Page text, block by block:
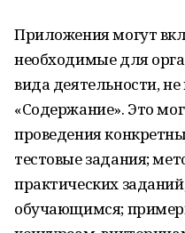
Приложения могут
необходимые для
вида деятельности,
«Содержание». Это
проведения
тестовые задания;
практических
обучающимся;